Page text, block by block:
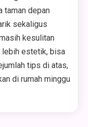
taman depan
sekaligus
kesulitan
lebih estetik, bisa
tips di atas,
di rumah minggu